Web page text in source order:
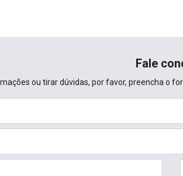
Fale
ou tirar dúvidas, por favor, preencha o